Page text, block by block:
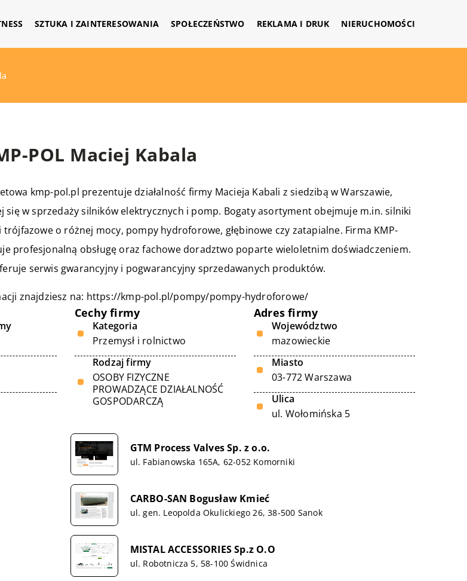
SZTUKA I ZAINTERESOWANIA SPOŁECZEŃSTWO REKLAMA I DRUK NIERUCHOMOŚCI
POL Maciej Kabala
kmp-pol.pl prezentuje działalność firmy Macieja Kabali z siedzibą w Warszawie,
się w sprzedaży silników elektrycznych i pomp. Bogaty asortyment obejmuje m.in. silniki
trójfazowe o różnej mocy, pompy hydroforowe, głębinowe czy zatapialne. Firma KMP-
profesjonalną obsługę oraz fachowe doradztwo poparte wieloletnim doświadczeniem.
serwis gwarancyjny i pogwarancyjny sprzedawanych produktów.
znajdziesz na: https://kmp-pol.pl/pompy/pompy-hydroforowe/
Cechy firmy
Kategoria
Przemysł i rolnictwo
Rodzaj firmy
OSOBY FIZYCZNE
PROWADZĄCE DZIAŁALNOŚĆ
GOSPODARCZĄ
Adres firmy
Województwo
mazowieckie
Miasto
03-772 Warszawa
Ulica
ul. Wołomińska 5
GTM Process Valves Sp. z o.o.
ul. Fabianowska 165A, 62-052 Komorniki
CARBO-SAN Bogusław Kmieć
ul. gen. Leopolda Okulickiego 26, 38-500 Sanok
MISTAL ACCESSORIES Sp.z O.O
ul. Robotnicza 5, 58-100 Świdnica